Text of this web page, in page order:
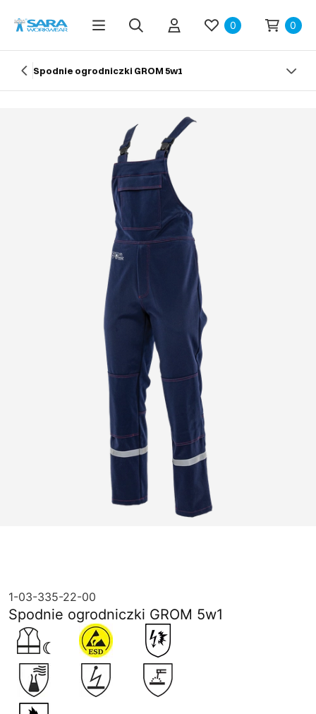
0 0
Spodnie ogrodniczki GROM 5w1
1-03-335-22-00
Spodnie ogrodniczki GROM 5w1